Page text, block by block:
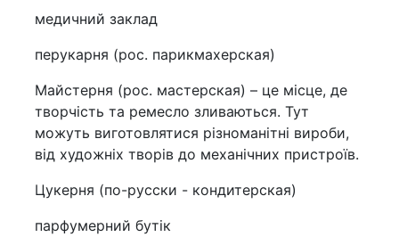
медичний заклад
перукарня (рос. парикмахерская)
Майстерня (рос. мастерская) – це місце, де
творчість та ремесло зливаються. Тут
можуть виготовлятися різноманітні вироби,
від художніх творів до механічних пристроїв.
Цукерня (по-русски - кондитерская)
парфумерний бутік